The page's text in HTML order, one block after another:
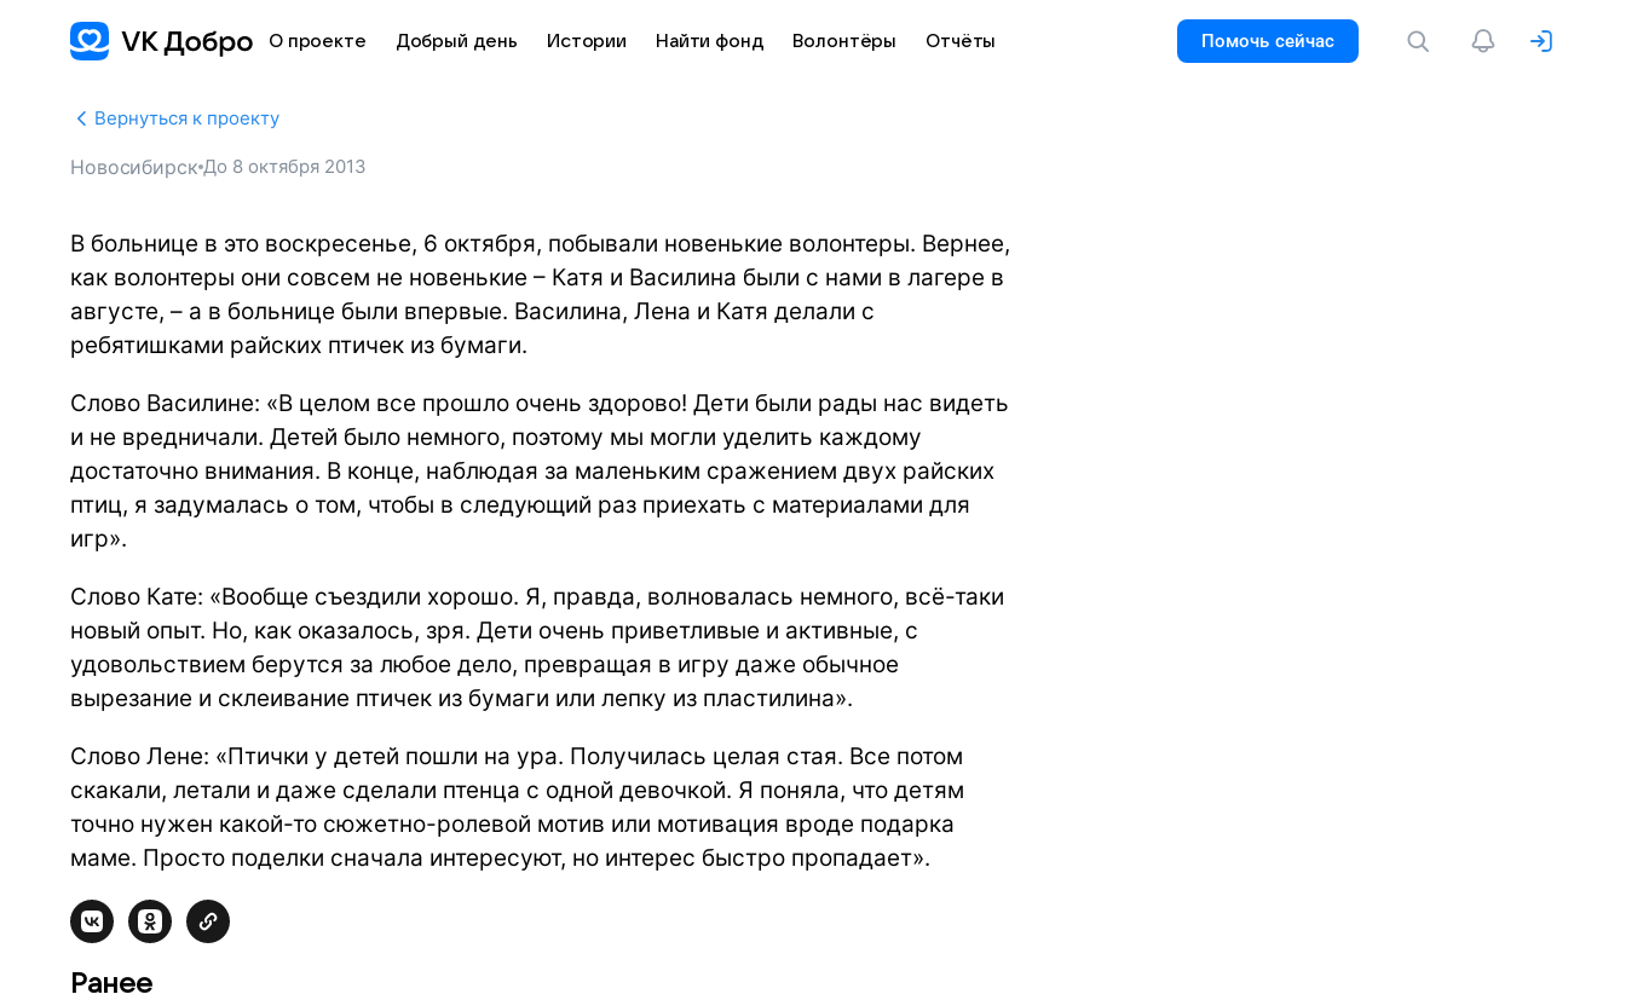
О проекте Добрый день Истории Найти фонд Волонтёры Отчёты Помочь сейчас
Вернуться к проекту
Новосибирск До 8 октября 2013
В больнице в это воскресенье, 6 октября, побывали новенькие волонтеры. Вернее,
как волонтеры они совсем не новенькие – Катя и Василина были с нами в лагере в
августе, – а в больнице были впервые. Василина, Лена и Катя делали с
ребятишками райских птичек из бумаги.
Слово Василине: «В целом все прошло очень здорово! Дети были рады нас видеть
и не вредничали. Детей было немного, поэтому мы могли уделить каждому
достаточно внимания. В конце, наблюдая за маленьким сражением двух райских
птиц, я задумалась о том, чтобы в следующий раз приехать с материалами для
игр».
Слово Кате: «Вообще съездили хорошо. Я, правда, волновалась немного, всё-таки
новый опыт. Но, как оказалось, зря. Дети очень приветливые и активные, с
удовольствием берутся за любое дело, превращая в игру даже обычное
вырезание и склеивание птичек из бумаги или лепку из пластилина».
Слово Лене: «Птички у детей пошли на ура. Получилась целая стая. Все потом
скакали, летали и даже сделали птенца с одной девочкой. Я поняла, что детям
точно нужен какой-то сюжетно-ролевой мотив или мотивация вроде подарка
маме. Просто поделки сначала интересуют, но интерес быстро пропадает».
Ранее